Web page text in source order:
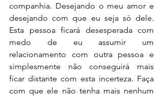
companhia. Desejando o meu amor e
desejando com que eu seja só dele.
Esta pessoa ficará desesperada com
medo de eu assumir um
relacionamento com outra pessoa e
simplesmente não conseguirá mais
ficar distante com esta incerteza. Faça
com que ele não tenha mais nenhum